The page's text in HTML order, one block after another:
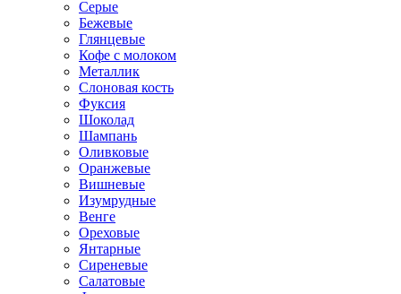
Серые
Бежевые
Глянцевые
Кофе с молоком
Металлик
Слоновая кость
Фуксия
Шоколад
Шампань
Оливковые
Оранжевые
Вишневые
Изумрудные
Венге
Ореховые
Янтарные
Сиреневые
Салатовые